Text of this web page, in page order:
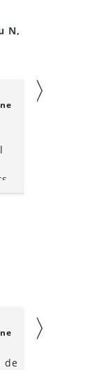
N,
〉
de
〉